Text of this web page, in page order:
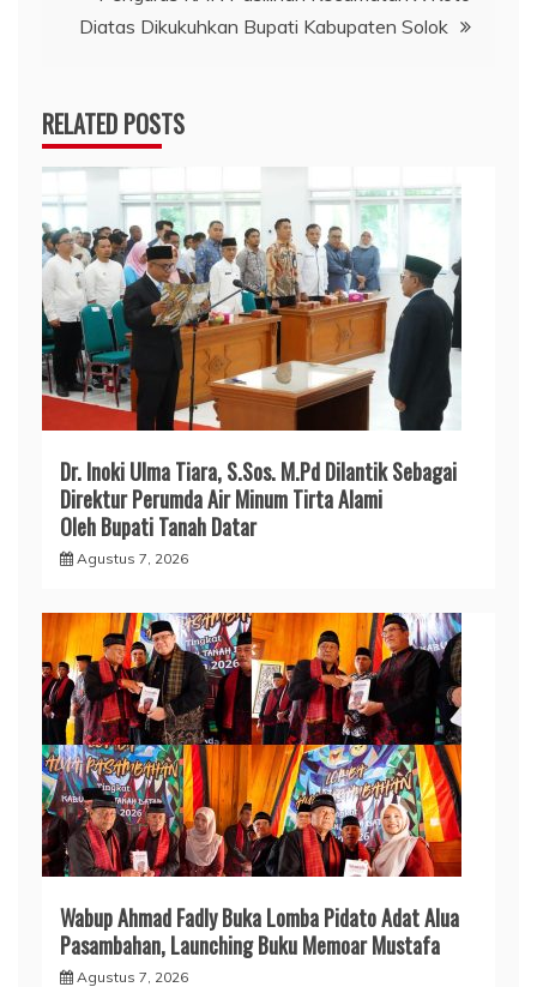
Diatas Dikukuhkan Bupati Kabupaten Solok
RELATED POSTS
Dr. Inoki Ulma Tiara, S.Sos. M.Pd Dilantik Sebagai
Direktur Perumda Air Minum Tirta Alami
Oleh Bupati Tanah Datar
Agustus 7, 2026
Wabup Ahmad Fadly Buka Lomba Pidato Adat Alua
Pasambahan, Launching Buku Memoar Mustafa
Agustus 7, 2026